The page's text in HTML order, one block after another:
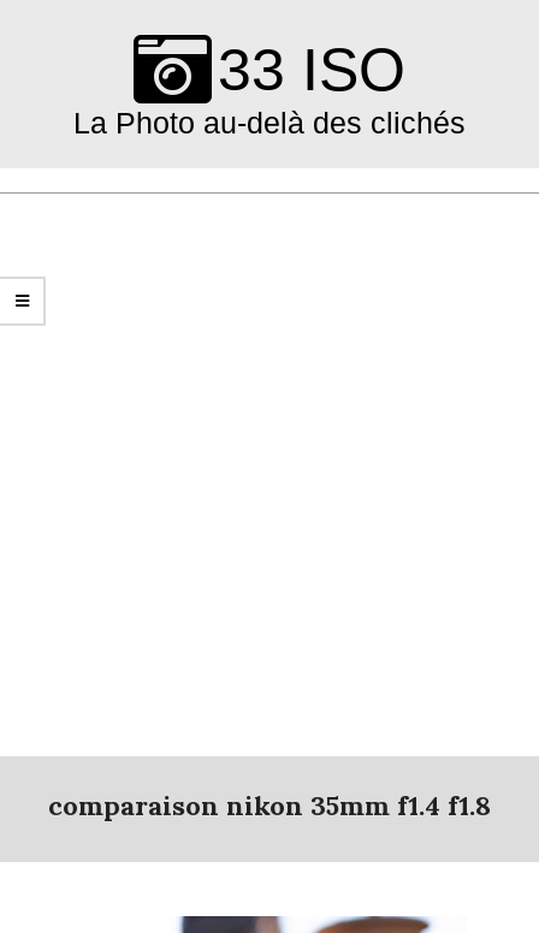
33 ISO
La Photo au-delà des clichés
Primary
comparaison nikon 35mm f1.4 f1.8